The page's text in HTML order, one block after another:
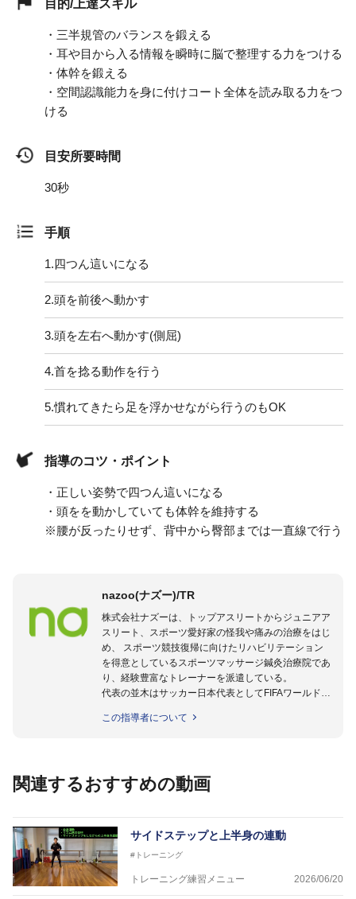
目的/上達スキル
・三半規管のバランスを鍛える
・耳や目から入る情報を瞬時に脳で整理する力をつける
・体幹を鍛える
・空間認識能力を身に付けコート全体を読み取る力をつ
ける
目安所要時間
30秒
手順
1.四つん這いになる
2.頭を前後へ動かす
3.頭を左右へ動かす(側屈)
4.首を捻る動作を行う
5.慣れてきたら足を浮かせながら行うのもOK
指導のコツ・ポイント
・正しい姿勢で四つん這いになる
・頭をを動かしていても体幹を維持する
※腰が反ったりせず、背中から臀部までは一直線で行う
nazoo(ナズー)/TR
株式会社ナズーは、トップアスリートからジュニアア
スリート、スポーツ愛好家の怪我や痛みの治療をはじ
め、 スポーツ競技復帰に向けたリハビリテーション
を得意としているスポーツマッサージ鍼灸治療院であ
り、経験豊富なトレーナーを派遣している。
代表の並木はサッカー日本代表としてFIFAワールドカ
のほかU-23日本代表のアスレティックトレーナーと
世代のサッカーを中心に、WJBL、社会人ラグビー、
を派遣している。
さらには講演会やセミナー、専門学校などの教育機関
に講師を派遣するなど後進育成にも力を入れている。
「一人一人の健康な人生をサポートする」を企業理念
として掲げ、世の中の人々の『健康』をあらゆる方向
この指導者について
関連するおすすめの動画
サイドステップと上半身の連動
#トレーニング
トレーニング練習メニュー 2026/06/20